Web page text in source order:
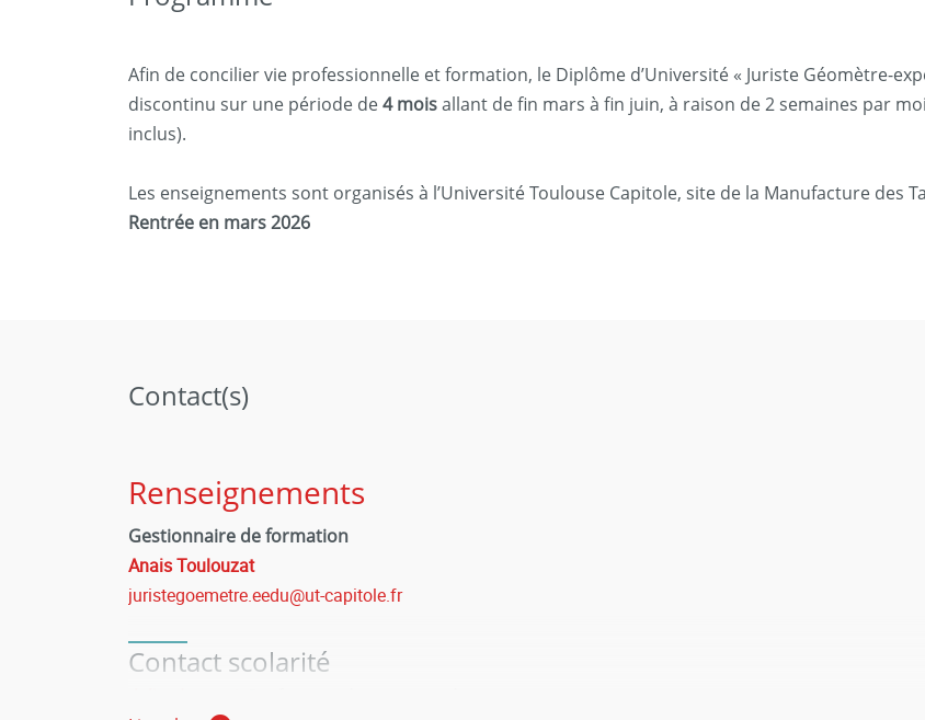
Afin de concilier vie professionnelle et formation, le Diplôme d’Université « Juriste Géomètre-
discontinu sur une période de4 moisallant de fin mars à fin juin, à raison de 2 semaines par
inclus).
Les enseignements sont organisés à l’Université Toulouse Capitole, site de la Manufacture des
Rentrée en mars 2026
Contact(s)
Renseignements
Gestionnaire de formation
Anais Toulouzat
juristegoemetre.eedu@ut-capitole.fr
Contact scolarité